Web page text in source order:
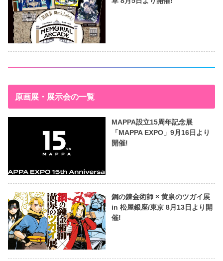
原画展・展示会の一覧
MAPPA設立15周年記念展
「MAPPA EXPO」9月16日より
開催!
鋼の錬金術師 × 黄泉のツガイ展
in 松屋銀座/東京 8月13日より開
催!